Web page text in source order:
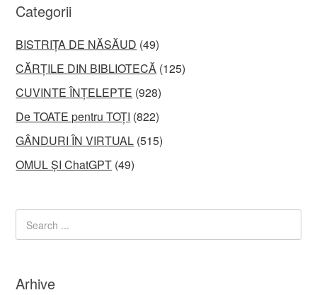
Categorii
BISTRIȚA DE NĂSĂUD (49)
CĂRȚILE DIN BIBLIOTECĂ (125)
CUVINTE ÎNȚELEPTE (928)
De TOATE pentru TOȚI (822)
GÂNDURI ÎN VIRTUAL (515)
OMUL ȘI ChatGPT (49)
Arhive